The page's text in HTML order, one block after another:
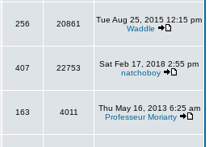
256 20861
Tue Aug 25, 2015 12:15 pm
Waddle
407 22753
Sat Feb 17, 2018 2:55 pm
natchoboy
163 4011
Thu May 16, 2013 6:25 am
Professeur Moriarty